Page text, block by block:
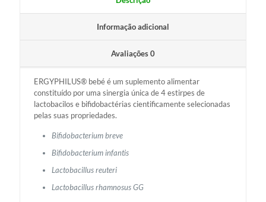
Informação adicional
Avaliações0
ERGYPHILUS® bebé é um suplemento alimentar
constituído por uma sinergia única de 4 estirpes de
lactobacilos e bifidobactérias cientificamente selecionadas
pelas suas propriedades.
Bifidobacterium breve
Bifidobacterium infantis
Lactobacillus reuteri
Lactobacillus rhamnosus GG